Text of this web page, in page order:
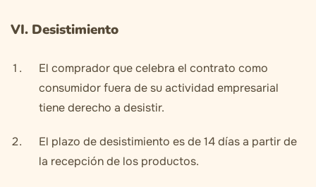
VI. Desistimiento
El comprador que celebra el contrato como
consumidor fuera de su actividad empresarial
tiene derecho a desistir.
El plazo de desistimiento es de 14 días a partir de
la recepción de los productos.